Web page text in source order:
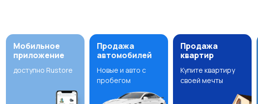
Мобильное
приложение
доступно Rustore
Продажа
автомобилей
Новые и авто с
пробегом
Продажа
квартир
Купите квартиру
своей мечты